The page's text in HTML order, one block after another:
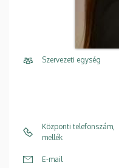
Szervezeti egység
Központi telefonszám,
mellék
E-mail